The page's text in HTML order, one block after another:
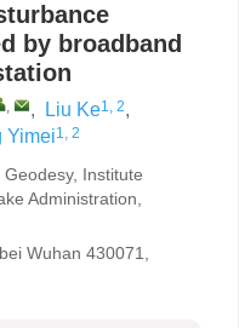
by broadband
, , Liu Ke1, 2,
Yimei1, 2
Institute
Administration,
Wuhan 430071,